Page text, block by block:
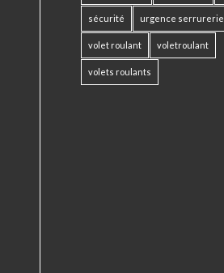
sécurité urgence serrurerie
volet roulant voletroulant
volets roulants